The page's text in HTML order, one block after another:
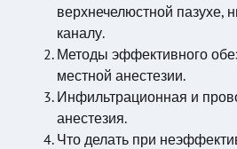
верхнечелюстной пазухе,
каналу.
Методы эффективного
местной анестезии.
Инфильтрационная и
анестезия.
Что делать при